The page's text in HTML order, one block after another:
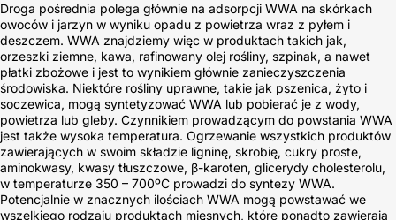
Droga pośrednia polega głównie na adsorpcji WWA na skórkach
owoców i jarzyn w wyniku opadu z powietrza wraz z pyłem i
deszczem. WWA znajdziemy więc w produktach takich jak,
orzeszki ziemne, kawa, rafinowany olej rośliny, szpinak, a nawet
płatki zbożowe i jest to wynikiem głównie zanieczyszczenia
środowiska. Niektóre rośliny uprawne, takie jak pszenica, żyto i
soczewica, mogą syntetyzować WWA lub pobierać je z wody,
powietrza lub gleby. Czynnikiem prowadzącym do powstania WWA
jest także wysoka temperatura. Ogrzewanie wszystkich produktów
zawierających w swoim składzie ligninę, skrobię, cukry proste,
aminokwasy, kwasy tłuszczowe, β-karoten, glicerydy cholesterolu,
w temperaturze 350 – 700ºC prowadzi do syntezy WWA.
Potencjalnie w znacznych ilościach WWA mogą powstawać we
wszelkiego rodzaju produktach mięsnych, które ponadto zawierają